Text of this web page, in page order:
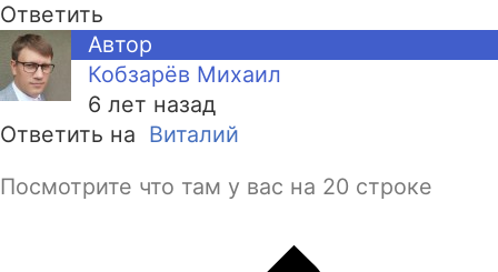
Ответить
Автор
Кобзарёв Михаил
6 лет назад
Ответить на Виталий
Посмотрите что там у вас на 20 строке